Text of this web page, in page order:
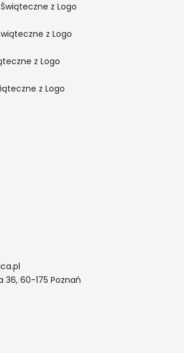
z Logo
z Logo
z Logo
z Logo
36, 60-175 Poznań